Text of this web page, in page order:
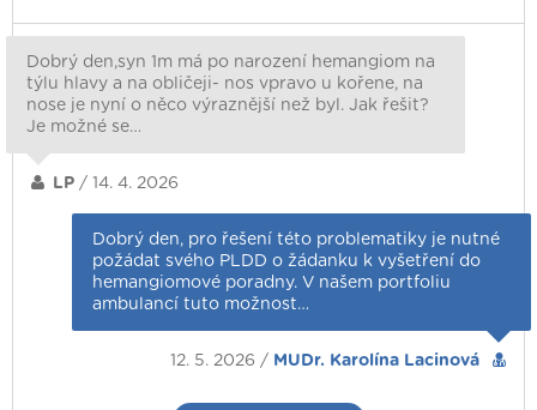
Dobrý den,syn 1m má po narození hemangiom na
týlu hlavy a na obličeji- nos vpravo u kořene, na
nose je nyní o něco výraznější než byl. Jak řešit?
Je možné se…
LP / 14. 4. 2026
Dobrý den, pro řešení této problematiky je nutné
požádat svého PLDD o žádanku k vyšetření do
hemangiomové poradny. V našem portfoliu
ambulancí tuto možnost…
12. 5. 2026 / MUDr. Karolína Lacinová